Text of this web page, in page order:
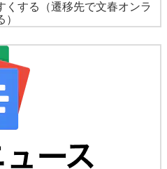
くする
（遷移先で文春オンラ